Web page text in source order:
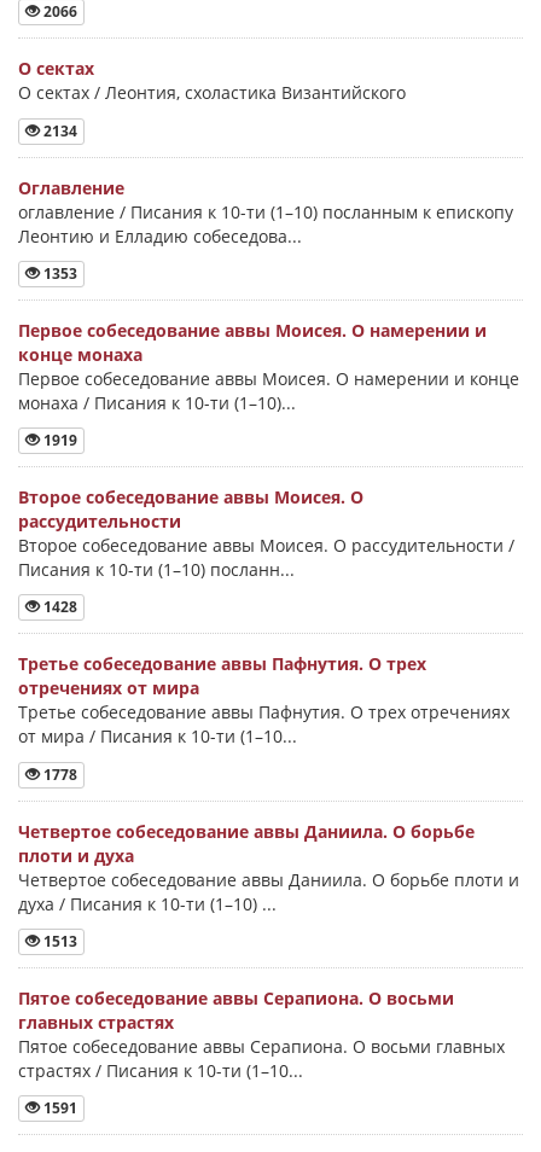
2066
О сектах
О сектах / Леонтия, схоластика Византийского
2134
Оглавление
оглавление / Писания к 10-ти (1–10) посланным к епископу
Леонтию и Елладию собеседова...
1353
Первое собеседование аввы Моисея. О намерении и
конце монаха
Первое собеседование аввы Моисея. О намерении и конце
монаха / Писания к 10-ти (1–10)...
1919
Второе собеседование аввы Моисея. О
рассудительности
Второе собеседование аввы Моисея. О рассудительности /
Писания к 10-ти (1–10) посланн...
1428
Третье собеседование аввы Пафнутия. О трех
отречениях от мира
Третье собеседование аввы Пафнутия. О трех отречениях
от мира / Писания к 10-ти (1–10...
1778
Четвертое собеседование аввы Даниила. О борьбе
плоти и духа
Четвертое собеседование аввы Даниила. О борьбе плоти и
духа / Писания к 10-ти (1–10) ...
1513
Пятое собеседование аввы Серапиона. О восьми
главных страстях
Пятое собеседование аввы Серапиона. О восьми главных
страстях / Писания к 10-ти (1–10...
1591